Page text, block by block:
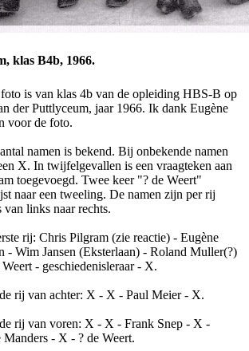
klas B4b, 1966.
is van klas 4b van de opleiding HBS-B op
der Puttlyceum, jaar 1966. Ik dank Eugène
voor de foto.
namen is bekend. Bij onbekende namen
X. In twijfelgevallen is een vraagteken aan
toegevoegd. Twee keer "? de Weert"
naar een tweeling. De namen zijn per rij
van links naar rechts.
rij: Chris Pilgram (zie reactie) - Eugène
- Wim Jansen (Eksterlaan) - Roland Muller(?)
Weert - geschiedenisleraar - X.
rij van achter: X - X - Paul Meier - X.
rij van voren: X - X - Frank Snep - X -
Manders - X - ? de Weert.